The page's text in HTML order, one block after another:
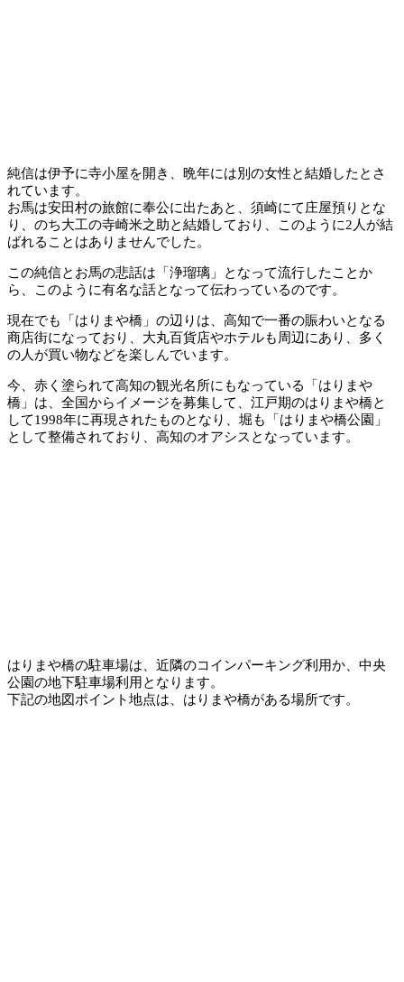
純信は伊予に寺小屋を開き、晩年には別の女性と結婚したとさ
れています。
お馬は安田村の旅館に奉公に出たあと、須崎にて庄屋預りとな
り、のち大工の寺崎米之助と結婚しており、このように2人が結
ばれることはありませんでした。
この純信とお馬の悲話は「浄瑠璃」となって流行したことか
ら、このように有名な話となって伝わっているのです。
現在でも「はりまや橋」の辺りは、高知で一番の賑わいとなる
商店街になっており、大丸百貨店やホテルも周辺にあり、多く
の人が買い物などを楽しんでいます。
今、赤く塗られて高知の観光名所にもなっている「はりまや
橋」は、全国からイメージを募集して、江戸期のはりまや橋と
して1998年に再現されたものとなり、堀も「はりまや橋公園」
として整備されており、高知のオアシスとなっています。
はりまや橋の駐車場は、近隣のコインパーキング利用か、中央
公園の地下駐車場利用となります。
下記の地図ポイント地点は、はりまや橋がある場所です。